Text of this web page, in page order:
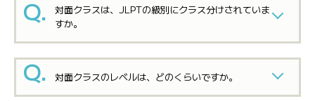
対面クラスは、JLPTの級別にクラス分けされていま
すか。
対面クラスのレベルは、どのくらいですか。